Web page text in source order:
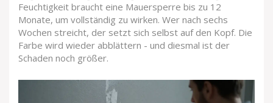
Feuchtigkeit braucht eine Mauersperre bis zu 12
Monate, um vollständig zu wirken. Wer nach sechs
Wochen streicht, der setzt sich selbst auf den Kopf. Die
Farbe wird wieder abblättern - und diesmal ist der
Schaden noch größer.